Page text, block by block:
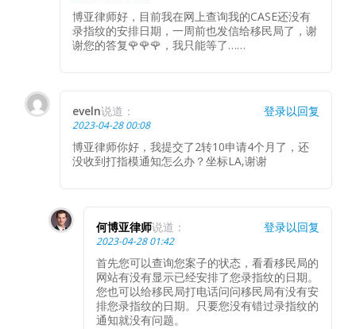
博亚律师好，目前我在网上查询我的CASE还没有
录指纹的安排日期，一周前也发信给移民局了，谢
谢您的答复🌹🌹🌹，我只能等了……
eveln说道：
2023-04-28 00:08
博亚律师你好，我提交了2转10申请4个月了，还
没收到打指模通知怎么办？坐标LA,谢谢
登录以回复
何博亚律师说道：
2023-04-28 01:42
首先您可以查询您案子的状态，看看移民局的
网站有没有显示已经安排了您录指纹的日期。
您也可以给移民局打电话问问移民局有没有安
排您录指纹的日期。只要您没有错过录指纹的
通知就没有问题。
登录以回复